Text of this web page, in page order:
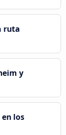
ruta
y
los